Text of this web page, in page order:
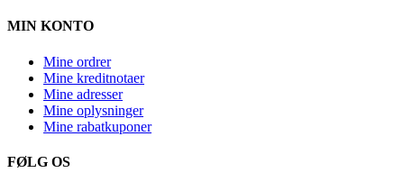
MIN KONTO
Mine ordrer
Mine kreditnotaer
Mine adresser
Mine oplysninger
Mine rabatkuponer
FØLG OS